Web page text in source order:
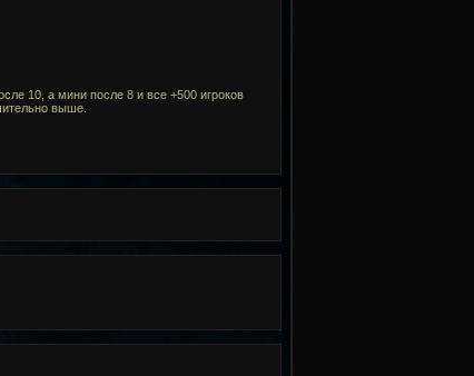
10, а мини после 8 и все +500 игроков
выше.